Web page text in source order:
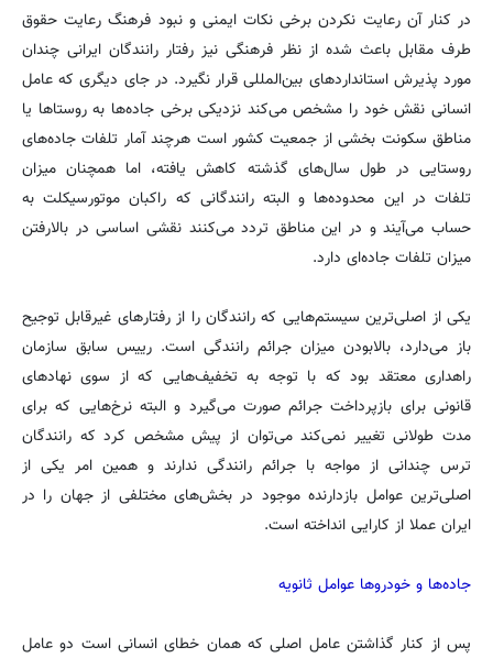
در کنار آن رعایت نکردن برخی نکات ایمنی و نبود فرهنگ رعایت حقوق
طرف مقابل باعث شده از نظر فرهنگی نیز رفتار رانندگان ایرانی چندان
مورد پذیرش استانداردهای بین‌المللی قرار نگیرد. در جای دیگری که عامل
انسانی نقش خود را مشخص می‌کند نزدیکی برخی جاده‌ها به روستاها یا
مناطق سکونت بخشی از جمعیت کشور است هرچند آمار تلفات جاده‌های
روستایی در طول سال‌های گذشته کاهش یافته، اما همچنان میزان
تلفات در این محدوده‌ها و البته رانندگانی که راکبان موتورسیکلت به
حساب می‌آیند و در این مناطق تردد می‌کنند نقشی اساسی در بالارفتن
میزان تلفات جاده‌ای دارد.
یکی از اصلی‌ترین سیستم‌هایی که رانندگان را از رفتارهای غیرقابل توجیح
باز می‌دارد، بالابودن میزان جرائم رانندگی است. رییس سابق سازمان
راهداری معتقد بود که با توجه به تخفیف‌هایی که از سوی نهادهای
قانونی برای بازپرداخت جرائم صورت می‌گیرد و البته نرخ‌هایی که برای
مدت طولانی تغییر نمی‌کند می‌توان از پیش مشخص کرد که رانندگان
ترس چندانی از مواجه با جرائم رانندگی ندارند و همین امر یکی از
اصلی‌ترین عوامل بازدارنده موجود در بخش‌های مختلفی از جهان را در
ایران عملا از کارایی انداخته است.
جاده‌ها و خودروها عوامل ثانویه
پس از کنار گذاشتن عامل اصلی که همان خطای انسانی است دو عامل